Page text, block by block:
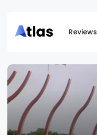
Reviews